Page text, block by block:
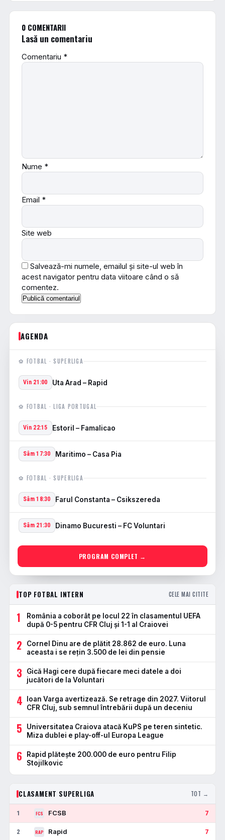
0 COMENTARII
Lasă un comentariu
Comentariu *
Nume *
Email *
Site web
Salvează-mi numele, emailul și site-ul web în
acest navigator pentru data viitoare când o să
comentez.
AGENDA
⚽ FOTBAL · SUPERLIGA
Vin 21:00 Uta Arad – Rapid
⚽ FOTBAL · LIGA PORTUGAL
Vin 22:15 Estoril – Famalicao
Sâm 17:30 Maritimo – Casa Pia
⚽ FOTBAL · SUPERLIGA
Sâm 18:30 Farul Constanta – Csikszereda
Sâm 21:30 Dinamo Bucuresti – FC Voluntari
PROGRAM COMPLET →
TOP FOTBAL INTERN CELE MAI CITITE
1
România a coborât pe locul 22 în clasamentul UEFA
după 0-5 pentru CFR Cluj și 1-1 al Craiovei
2
Cornel Dinu are de plătit 28.862 de euro. Luna
aceasta i se rețin 3.500 de lei din pensie
3
Gică Hagi cere după fiecare meci datele a doi
jucători de la Voluntari
4
Ioan Varga avertizează. Se retrage din 2027. Viitorul
CFR Cluj, sub semnul întrebării după un deceniu
5
Universitatea Craiova atacă KuPS pe teren sintetic.
Miza dublei e play-off-ul Europa League
6
Rapid plătește 200.000 de euro pentru Filip
Stojilkovic
CLASAMENT SUPERLIGA TOT →
1 FCS FCSB 7
2 RAP Rapid 7